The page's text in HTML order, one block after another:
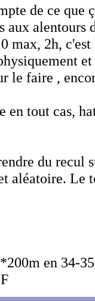
de ce que
aux alentours
max, 2h,
le faire ,
en tout cas,
du recul
aléatoire. Le
en 34-